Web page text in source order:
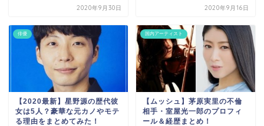
2020年9月30日 2020年9月16日
俳優
【2020最新】星野源の歴代彼
女は5人？豪華な元カノやモテ
る理由をまとめてみた！
国内アーティスト
【ムッシュ】茅原実里の不倫
相手・室屋光一郎のプロフィ
ール＆経歴まとめ！